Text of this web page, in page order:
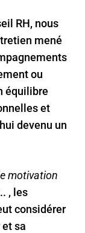
RH, nous
mené
ou
équilibre
et
devenu un
motivation
.. , les
considérer
sa